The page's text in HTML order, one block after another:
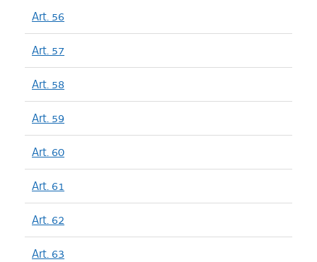
Art. 56
Art. 57
Art. 58
Art. 59
Art. 60
Art. 61
Art. 62
Art. 63